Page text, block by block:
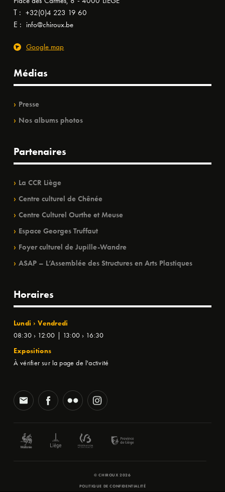
T : +32(0)4 223 19 60
E : info@chiroux.be
Google map
Médias
Presse
Nos albums photos
Partenaires
La CCR Liège
Centre culturel de Chênée
Centre Culturel Ourthe et Meuse
Espace Georges Truffaut
Foyer culturel de Jupille-Wandre
ASAP – L’Assemblée des Structures en Arts Plastiques
Horaires
Lundi › Vendredi
08:30 › 12:00 | 13:00 › 16:30
Expositions
À vérifier sur la page de l'activité
© CHIROUX 2026
POLITIQUE DE CONFIDENTIALITÉ